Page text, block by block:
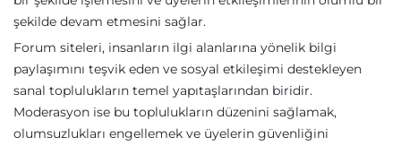
şekilde devam etmesini sağlar.
Forum siteleri, insanların ilgi alanlarına yönelik bilgi
paylaşımını teşvik eden ve sosyal etkileşimi destekleyen
sanal toplulukların temel yapıtaşlarından biridir.
Moderasyon ise bu toplulukların düzenini sağlamak,
olumsuzlukları engellemek ve üyelerin güvenliğini